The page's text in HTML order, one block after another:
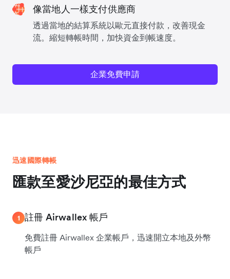
像當地人一樣支付供應商
透過當地的結算系統以歐元直接付款，改善現金
流。縮短轉帳時間，加快資金到帳速度。
企業免費申請
迅速國際轉帳
匯款至愛沙尼亞的最佳方式
1 註冊 Airwallex 帳戶
免費註冊 Airwallex 企業帳戶，迅速開立本地及外幣
帳戶